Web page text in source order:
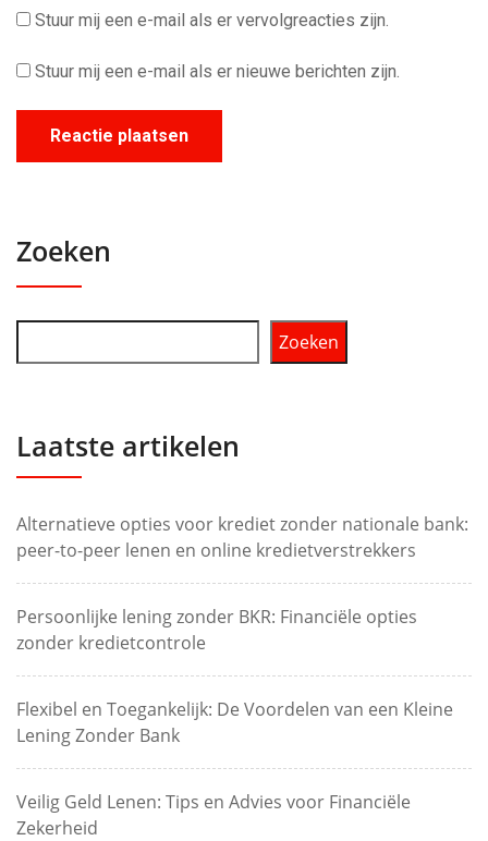
Stuur mij een e-mail als er vervolgreacties zijn.
Stuur mij een e-mail als er nieuwe berichten zijn.
Zoeken
Zoeken
Laatste artikelen
Alternatieve opties voor krediet zonder nationale bank:
peer-to-peer lenen en online kredietverstrekkers
Persoonlijke lening zonder BKR: Financiële opties
zonder kredietcontrole
Flexibel en Toegankelijk: De Voordelen van een Kleine
Lening Zonder Bank
Veilig Geld Lenen: Tips en Advies voor Financiële
Zekerheid